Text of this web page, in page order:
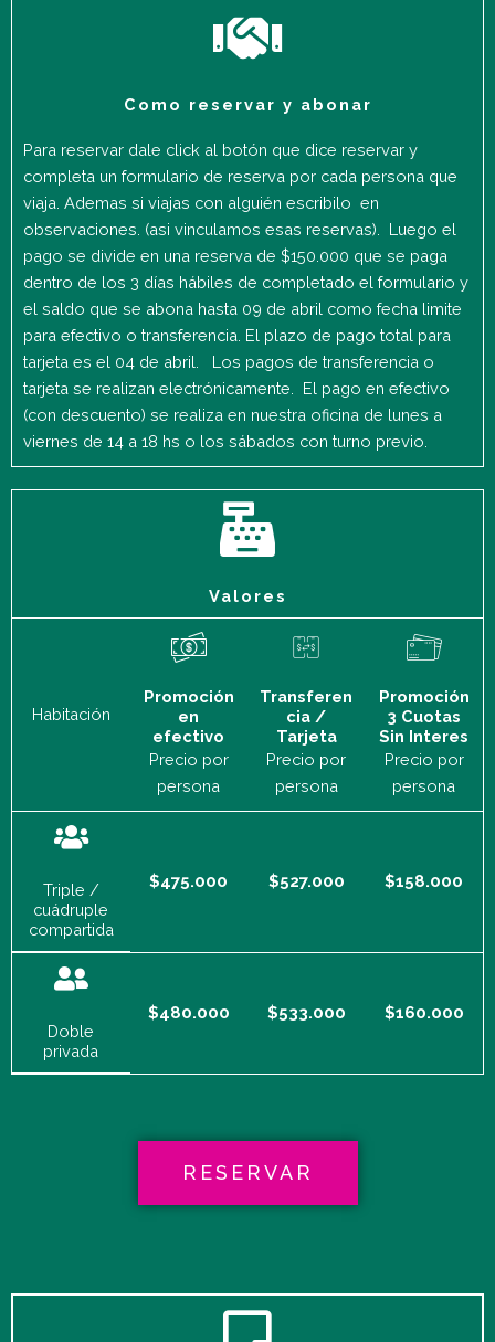
Como reservar y abonar
Para reservar dale click al botón que dice reservar y
completa un formulario de reserva por cada persona que
viaja. Ademas si viajas con alguién escribilo en
observaciones. (asi vinculamos esas reservas). Luego el
pago se divide en una reserva de $150.000 que se paga
dentro de los 3 días hábiles de completado el formulario y
el saldo que se abona hasta 09 de abril como fecha limite
para efectivo o transferencia. El plazo de pago total para
tarjeta es el 04 de abril. Los pagos de transferencia o
tarjeta se realizan electrónicamente. El pago en efectivo
(con descuento) se realiza en nuestra oficina de lunes a
viernes de 14 a 18 hs o los sábados con turno previo.
Valores
Habitación
Promoción
en
efectivo
Precio por
persona
Transferen
cia /
Tarjeta
Precio por
persona
Promoción
3 Cuotas
Sin Interes
Precio por
persona
Triple /
cuádruple
compartida
$475.000 $527.000 $158.000
Doble
privada
$480.000 $533.000 $160.000
RESERVAR